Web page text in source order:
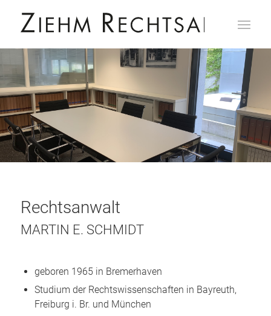
Rechtsanwalt
MARTIN E. SCHMIDT
geboren 1965 in Bremerhaven
Studium der Rechtswissenschaften in Bayreuth,
Freiburg i. Br. und München